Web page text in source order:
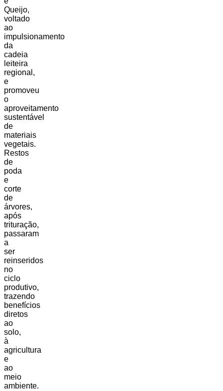
Queijo,
voltado
ao
impulsionamento
da
cadeia
leiteira
regional,
e
promoveu
o
aproveitamento
sustentável
de
materiais
vegetais.
Restos
de
poda
e
corte
de
árvores,
após
trituração,
passaram
a
ser
reinseridos
no
ciclo
produtivo,
trazendo
benefícios
diretos
ao
solo,
à
agricultura
e
ao
meio
ambiente.